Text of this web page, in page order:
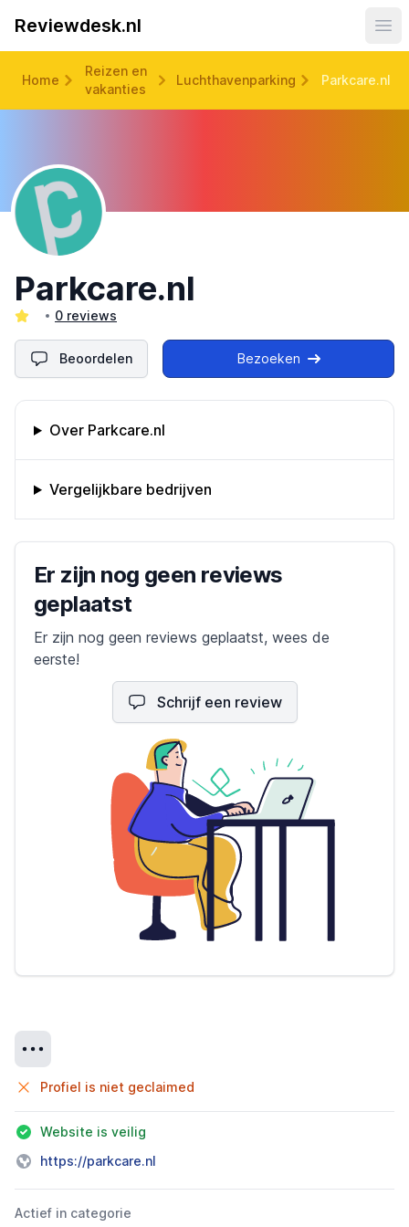
Reviewdesk.nl
Home
Reizen en
vakanties
Luchthavenparking Parkcare.nl
Parkcare.nl
0 reviews
Beoordelen Bezoeken
Omschrijving bedrijf
Over Parkcare.nl
Vergelijkbare bedrijven
Bedrijfs reviews
Er zijn nog geen reviews
geplaatst
Er zijn nog geen reviews geplaatst, wees de
eerste!
Schrijf een review
Profiel is niet geclaimed
Website is veilig
https://parkcare.nl
Actief in categorie